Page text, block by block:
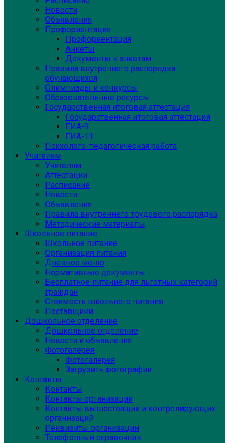
Новости
Объявления
Профориентация
Профориентация
Анкеты
Документы к анкетам
Правила внутреннего распорядка
обучающихся
Олимпиады и конкурсы
Образовательные ресурсы
Государственная итоговая аттестация
Государственная итоговая аттестация
ГИА-9
ГИА-11
Психолого-педагогическая работа
Учителям
Учителям
Аттестации
Расписание
Новости
Объявления
Правила внутреннего трудового распорядка
Методические материалы
Школьное питание
Школьное питание
Организация питания
Дневное меню
Нормативные документы
Бесплатное питание для льготных категорий
граждан
Стоимость школьного питания
Поставщики
Дошкольное отделение
Дошкольное отделение
Новости и объявления
Фотогалерея
Фотогалерея
Загрузить фотографии
Контакты
Контакты
Контакты организации
Контакты вышестоящих и контролирующих
организаций
Реквизиты организации
Телефонный справочник